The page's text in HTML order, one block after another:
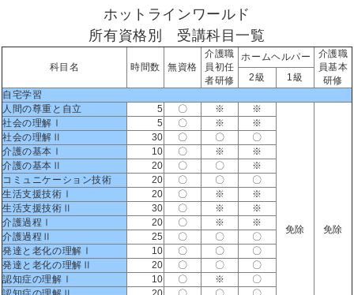
ホットラインワールド
所有資格別 受講科目一覧
科目名 時間数 無資格
介護職
員初任
者研修
ホームヘルパー
介護職
員基本
研修
2級
1級
自宅学習
人間の尊重と自立
5 〇 ※ ※
免除 免除
社会の理解Ⅰ 5 〇 ※
※
社会の理解Ⅱ
30 〇 〇
〇
介護の基本Ⅰ
10 〇 ※
※
介護の基本Ⅱ
20 〇 〇
※
コミュニケーション技術
20 〇 〇
〇
生活支援技術Ⅰ
20 〇 ※
※
生活支援技術Ⅱ
30 〇 ※
※
介護過程Ⅰ
20 〇 ※
※
介護過程Ⅱ
25 〇 〇
〇
発達と老化の理解Ⅰ
10 〇 〇
〇
発達と老化の理解Ⅱ
20 〇 〇
〇
認知症の理解Ⅰ
10 〇 ※
〇